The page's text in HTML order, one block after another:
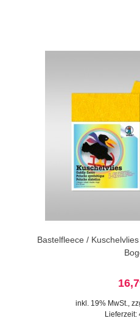
Bastelfleece /
inkl. 19% MwSt.,
Lieferzeit: